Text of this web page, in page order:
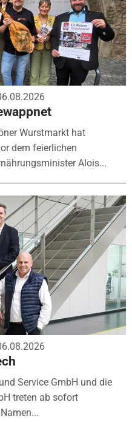
Wurstmarkt hat
dem feierlichen
Alois...
Service GmbH und die
treten ab sofort